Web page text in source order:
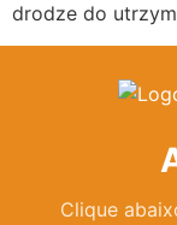
drodze do
Clique